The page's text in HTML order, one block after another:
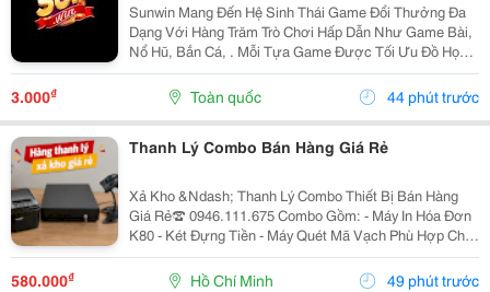
Sunwin Mang Đến Hệ Sinh Thái Game Đổi Thưởng Đa
Dạng Với Hàng Trăm Trò Chơi Hấp Dẫn Như Game Bài,
Nổ Hũ, Bắn Cá, . Mỗi Tựa Game Được Tối Ưu Đồ Họa
Sắc Nét, Thao Tác Mượt Mà, Tỷ Lệ Trả Thưởng Cạnh
Tranh Cùng Hệ Thống Bảo Mật Hiện Đại.
3.000₫ Toàn quốc 44 phút trước
Thanh Lý Combo Bán Hàng Giá Rẻ
Xả Kho &Ndash; Thanh Lý Combo Thiết Bị Bán Hàng
Giá Rẻ☎️ 0946.111.675 Combo Gồm: - Máy In Hóa Đơn
K80 - Két Đựng Tiền - Máy Quét Mã Vạch Phù Hợp Cho
Tạp Hóa, Shop, Siêu Thị Mini, Quán Ăn, Cafe... ☎️ Liên
Hệ: 0946.111.675 Kazuko Việt Nam...
580.000₫ Hồ Chí Minh 49 phút trước